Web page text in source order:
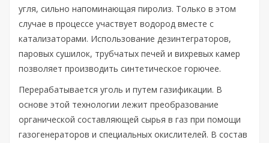
угля, сильно напоминающая пиролиз. Только в этом
случае в процессе участвует водород вместе с
катализаторами. Использование дезинтеграторов,
паровых сушилок, трубчатых печей и вихревых камер
позволяет производить синтетическое горючее.
Перерабатывается уголь и путем газификации. В
основе этой технологии лежит преобразование
органической составляющей сырья в газ при помощи
газогенераторов и специальных окислителей. В состав